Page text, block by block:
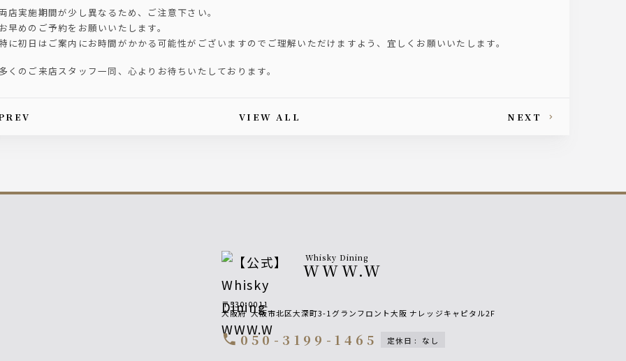
店実施期間が少し異なるため、ご注意下さい。
早めのご予約をお願いいたします。
に初日はご案内にお時間がかかる可能性がございますのでご理解いただけますよう、宜しくお願いいたします。
くのご来店スタッフ一同、心よりお待ちいたしております。
article's paging VIEW ALL NEXT
Whisky Dining
WWW.W
〒530-0011
大阪府 大阪市北区大深町3-1グランフロント大阪 ナレッジキャピタル2F
call 050-3199-1465 定休日 : なし